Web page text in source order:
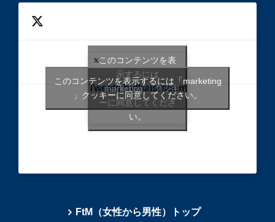
Tweets bythaisrscom
このコンテンツを表
示するには
「marketing 」クッキ
ーに同意してくださ
い。
このコンテンツを表示するには「marketing
」クッキーに同意してください。
FtM（女性から男性）トップ